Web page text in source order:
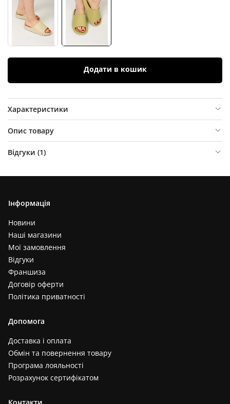
Додати в кошик
Характеристики
Опис товару
Відгуки (1)
Інформація
Новини
Наші магазини
Мої замовлення
Відгуки
Франшиза
Договір оферти
Політика приватності
Допомога
Доставка і оплата
Обмін та повернення товару
Програма лояльності
Розрахунок сертифікатом